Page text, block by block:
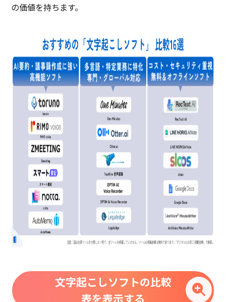
の価値を持ちます。
文字起こしソフトの比較
表を表示する